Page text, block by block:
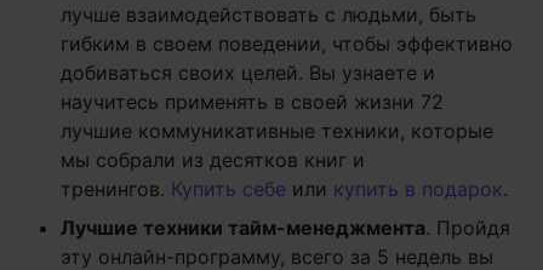
лучше взаимодействовать с людьми, быть
гибким в своем поведении, чтобы эффективно
добиваться своих целей. Вы узнаете и
научитесь применять в своей жизни 72
лучшие коммуникативные техники, которые
мы собрали из десятков книг и
тренингов. Купить себе или купить в подарок.
Лучшие техники тайм-менеджмента. Пройдя
эту онлайн-программу, всего за 5 недель вы